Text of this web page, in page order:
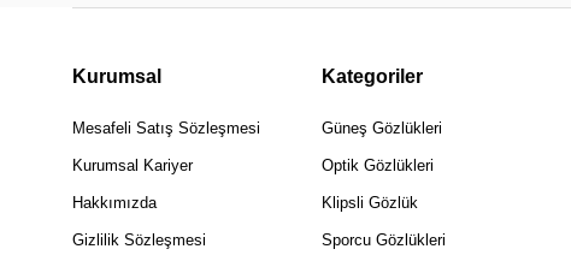
Kurumsal
Mesafeli Satış Sözleşmesi
Kurumsal Kariyer
Hakkımızda
Gizlilik Sözleşmesi
Kategoriler
Güneş Gözlükleri
Optik Gözlükleri
Klipsli Gözlük
Sporcu Gözlükleri